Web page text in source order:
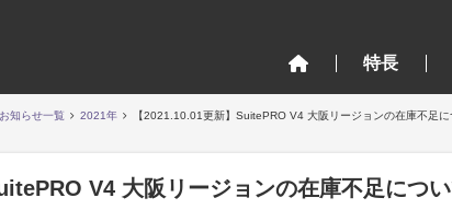
特長
お知らせ一覧 2021年 【2021.10.01更新】SuitePRO V4 大阪リージョンの在庫不足に
V4 大阪リージョンの在庫不足につ